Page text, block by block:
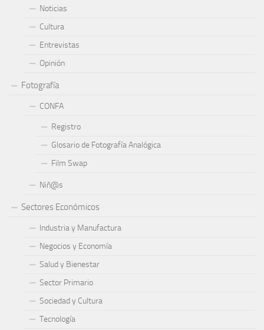
Noticias
Cultura
Entrevistas
Opinión
Fotografía
CONFA
Registro
Glosario de Fotografía Analógica
Film Swap
Niñ@s
Sectores Económicos
Industria y Manufactura
Negocios y Economía
Salud y Bienestar
Sector Primario
Sociedad y Cultura
Tecnología